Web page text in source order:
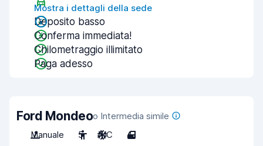
Mostra i dettagli della sede
Deposito basso
Conferma immediata!
Chilometraggio illimitato
Paga adesso
Ford Mondeoo Intermedia simile
Manuale
5 A/C 4